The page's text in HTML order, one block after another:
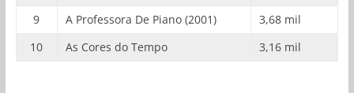
9
A Professora De Piano (2001)
3,68 mil
10
As Cores do Tempo 3,16 mil